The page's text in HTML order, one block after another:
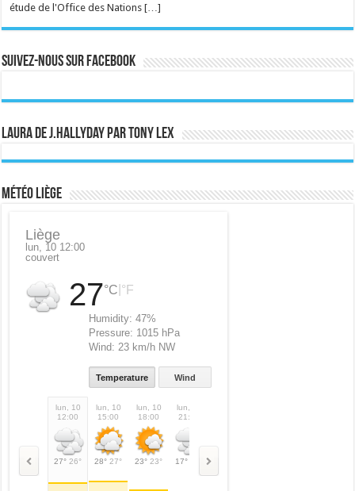
étude de l'Office des Nations […]
Suivez-nous sur Facebook
Laura de J.Hallyday par Tony Lex
Météo Liège
Liège
lun, 10 12:00
couvert
27°C °F
Humidity:47%
Pressure: 1015 hPa
Wind: 23 km/h NW
Temperature Wind
lun, 10
12:00
27° 26°
lun, 10
15:00
28° 27°
lun, 10
18:00
23° 23°
lun, 10
21:00
17°